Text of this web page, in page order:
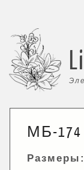
МБ-174
Размеры: